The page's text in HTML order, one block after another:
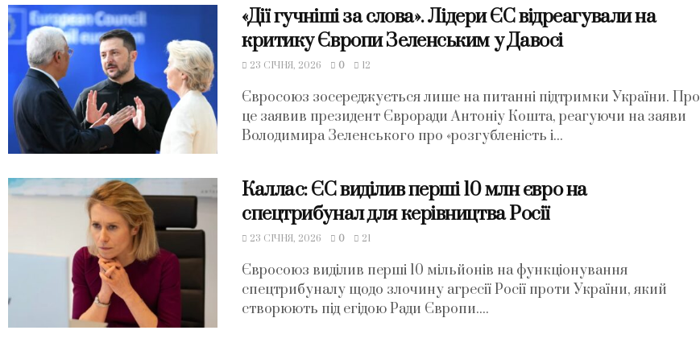
«Дії гучніші за слова». Лідери ЄС відреагували на
критику Європи Зеленським у Давосі
23 СІЧНЯ, 2026 0 12
Євросоюз зосереджується лише на питанні підтримки України. Про
це заявив президент Євроради Антоніу Кошта, реагуючи на заяви
Володимира Зеленського про «розгубленість і...
Каллас: ЄС виділив перші 10 млн євро на
спецтрибунал для керівництва Росії
23 СІЧНЯ, 2026 0 21
Євросоюз виділив перші 10 мільйонів на функціонування
спецтрибуналу щодо злочину агресії Росії проти України, який
створюють під егідою Ради Європи....